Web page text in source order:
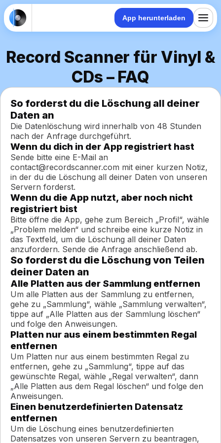
App herunterladen
Record Scanner für Vinyl &
CDs – FAQ
So forderst du die Löschung all deiner
Daten an
Die Datenlöschung wird innerhalb von 48 Stunden
nach der Anfrage durchgeführt.
Wenn du dich in der App registriert hast
Sende bitte eine E-Mail an
contact@recordscanner.com mit einer kurzen Notiz,
in der du die Löschung all deiner Daten von unseren
Servern forderst.
Wenn du die App nutzt, aber noch nicht
registriert bist
Bitte öffne die App, gehe zum Bereich „Profil“, wähle
„Problem melden“ und schreibe eine kurze Notiz in
das Textfeld, um die Löschung all deiner Daten
anzufordern. Sende die Anfrage anschließend ab.
So forderst du die Löschung von Teilen
deiner Daten an
Alle Platten aus der Sammlung entfernen
Um alle Platten aus der Sammlung zu entfernen,
gehe zu „Sammlung“, wähle „Sammlung verwalten“,
tippe auf „Alle Platten aus der Sammlung löschen“
und folge den Anweisungen.
Platten nur aus einem bestimmten Regal
entfernen
Um Platten nur aus einem bestimmten Regal zu
entfernen, gehe zu „Sammlung“, tippe auf das
gewünschte Regal, wähle „Regal verwalten“, dann
„Alle Platten aus dem Regal löschen“ und folge den
Anweisungen.
Einen benutzerdefinierten Datensatz
entfernen
Um die Löschung eines benutzerdefinierten
Datensatzes von unseren Servern zu beantragen,